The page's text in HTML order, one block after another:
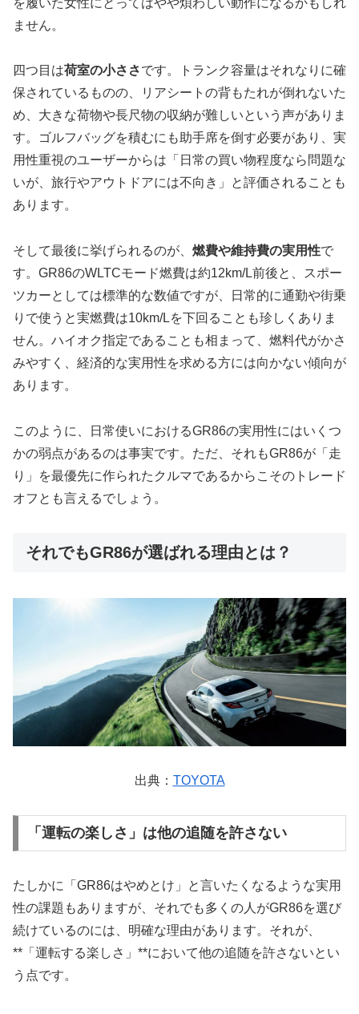
ません。
四つ目は荷室の小ささです。トランク容量はそれなりに確
保されているものの、リアシートの背もたれが倒れないた
め、大きな荷物や長尺物の収納が難しいという声がありま
す。ゴルフバッグを積むにも助手席を倒す必要があり、実
用性重視のユーザーからは「日常の買い物程度なら問題な
いが、旅行やアウトドアには不向き」と評価されることも
あります。
そして最後に挙げられるのが、 燃費や維持費の実用性で
す。GR86のWLTCモード燃費は約12km/L前後と、スポー
ツカーとしては標準的な数値ですが、日常的に通勤や街乗
りで使うと実燃費は10km/Lを下回ることも珍しくありま
せん。ハイオク指定であることも相まって、燃料代がかさ
みやすく、経済的な実用性を求める方には向かない傾向が
あります。
このように、日常使いにおけるGR86の実用性にはいくつ
かの弱点があるのは事実です。ただ、それもGR86が「走
り」を最優先に作られたクルマであるからこそのトレード
オフとも言えるでしょう。
それでもGR86が選ばれる理由とは？
出典： TOYOTA
「運転の楽しさ」は他の追随を許さない
たしかに「GR86はやめとけ」と言いたくなるような実用
性の課題もありますが、それでも多くの人がGR86を選び
続けているのには、明確な理由があります。それが、
**「運転する楽しさ」**において他の追随を許さないとい
う点です。